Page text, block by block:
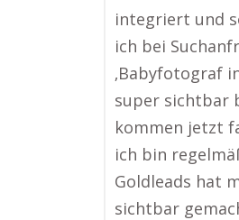
integriert und
ich bei
‚Babyfotograf
super sichtbar
kommen jetzt
ich bin
Goldleads hat
sichtbar